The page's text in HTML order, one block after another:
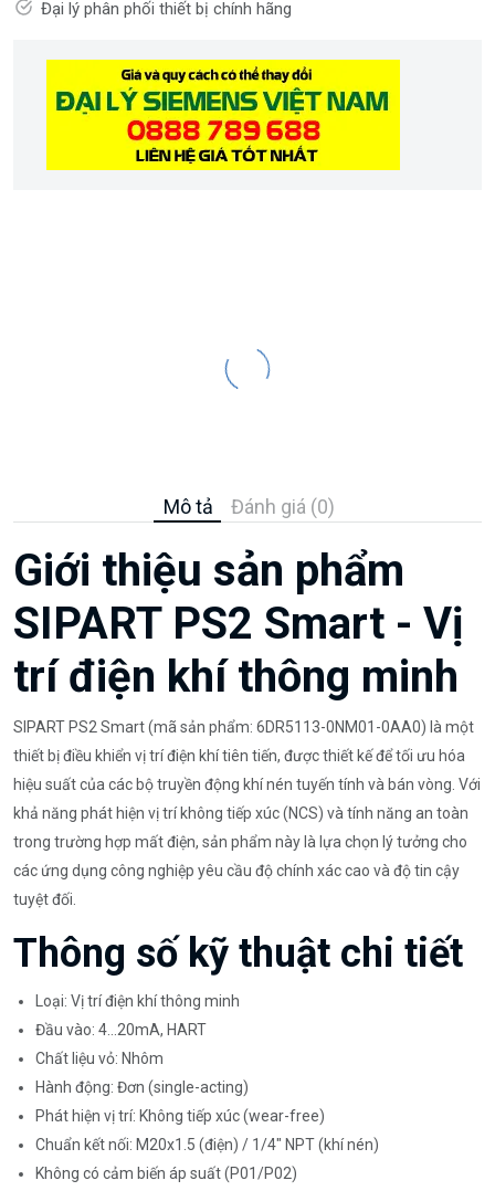
Đại lý phân phối thiết bị chính hãng
Mô tả Đánh giá (0)
Giới thiệu sản phẩm
SIPART PS2 Smart - Vị
trí điện khí thông minh
SIPART PS2 Smart (mã sản phẩm: 6DR5113-0NM01-0AA0) là một
thiết bị điều khiển vị trí điện khí tiên tiến, được thiết kế để tối ưu hóa
hiệu suất của các bộ truyền động khí nén tuyến tính và bán vòng. Với
khả năng phát hiện vị trí không tiếp xúc (NCS) và tính năng an toàn
trong trường hợp mất điện, sản phẩm này là lựa chọn lý tưởng cho
các ứng dụng công nghiệp yêu cầu độ chính xác cao và độ tin cậy
tuyệt đối.
Thông số kỹ thuật chi tiết
Loại: Vị trí điện khí thông minh
Đầu vào: 4...20mA, HART
Chất liệu vỏ: Nhôm
Hành động: Đơn (single-acting)
Phát hiện vị trí: Không tiếp xúc (wear-free)
Chuẩn kết nối: M20x1.5 (điện) / 1/4" NPT (khí nén)
Không có cảm biến áp suất (P01/P02)